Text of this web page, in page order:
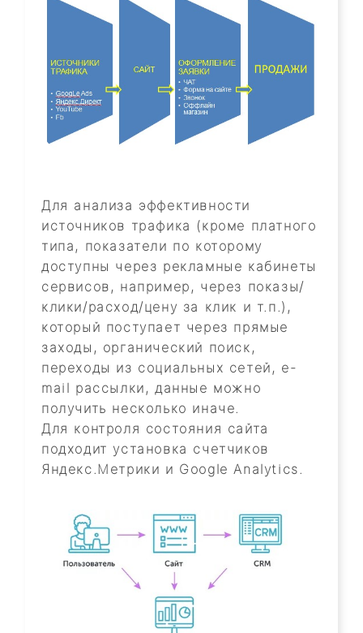
Для анализа эффективности
источников трафика (кроме платного
типа, показатели по которому
доступны через рекламные кабинеты
сервисов, например, через показы/
клики/расход/цену за клик и т.п.),
который поступает через прямые
заходы, органический поиск,
переходы из социальных сетей, e-
mail рассылки, данные можно
получить несколько иначе.
Для контроля состояния сайта
подходит установка счетчиков
Яндекс.Метрики и Google Analytics.